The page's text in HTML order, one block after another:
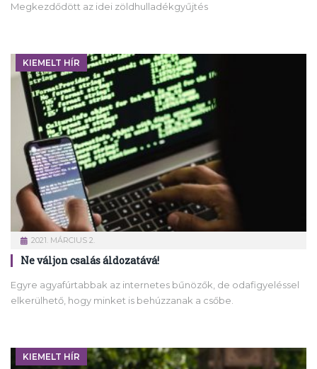
Megkezdődött az idei zöldhulladékgyűjtés
KIEMELT HÍR
2021. MÁRCIUS 2.
Ne váljon csalás áldozatává!
Egyre agyafúrtabbak az internetes bűnözők, de odafigyeléssel
elkerülhető, hogy minket is behúzzanak a csőbe.
KIEMELT HÍR